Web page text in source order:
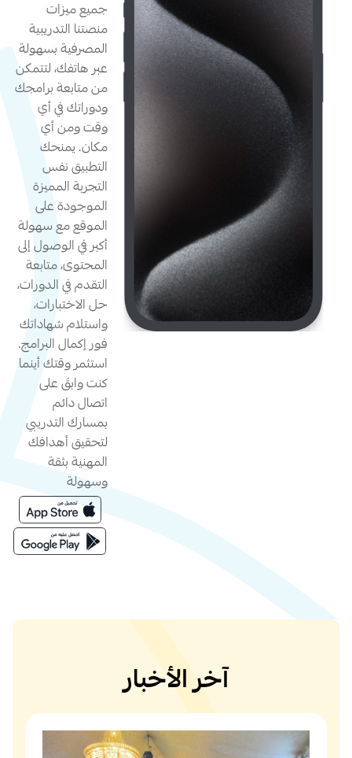
جميع ميزات
منصتنا التدريبية
المصرفية بسهولة
عبر هاتفك، لتتمكن
من متابعة برامجك
ودوراتك في أي
وقت ومن أي
مكان. يمنحك
التطبيق نفس
التجربة المميزة
الموجودة على
الموقع مع سهولة
أكبر في الوصول إلى
المحتوى، متابعة
التقدم في الدورات،
حل الاختبارات،
واستلام شهاداتك
فور إكمال البرامج.
استثمر وقتك أينما
كنت وابقَ على
اتصال دائم
بمسارك التدريبي
لتحقيق أهدافك
المهنية بثقة
وسهولة
آخر الأخبار